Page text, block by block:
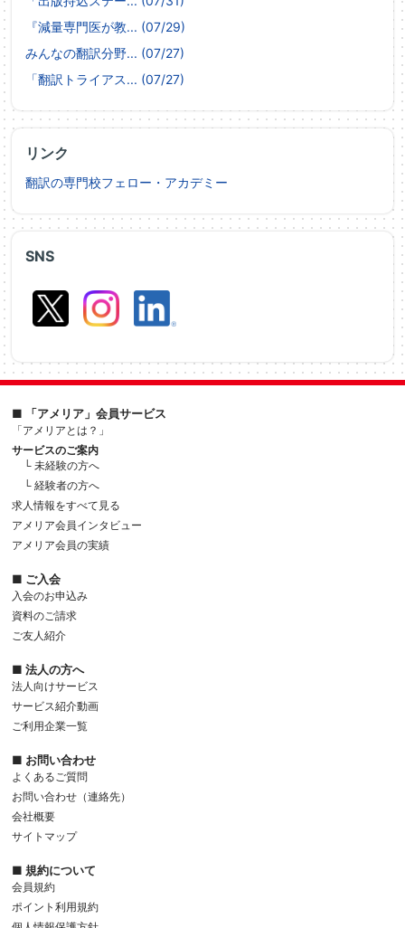
SNS
『減量専門医が教... (07/29)
みんなの翻訳分野... (07/27)
「翻訳トライアス... (07/27)
リンク
翻訳の専門校フェロー・アカデミー
■ 「アメリア」会員サービス
「アメリアとは？」
サービスのご案内
└ 未経験の方へ
└ 経験者の方へ
求人情報をすべて見る
アメリア会員インタビュー
アメリア会員の実績
■ ご入会
入会のお申込み
資料のご請求
ご友人紹介
■ 法人の方へ
法人向けサービス
サービス紹介動画
ご利用企業一覧
■ お問い合わせ
よくあるご質問
お問い合わせ（連絡先）
会社概要
サイトマップ
■ 規約について
会員規約
ポイント利用規約